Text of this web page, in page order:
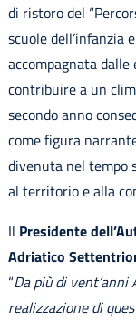
di ristoro del
scuole dell’infanzia
accompagnata
contribuire a un
secondo anno
come figura
divenuta nel tempo
al territorio e alla
Il Presidente
Adriatico
“Da più di vent’anni
realizzazione di